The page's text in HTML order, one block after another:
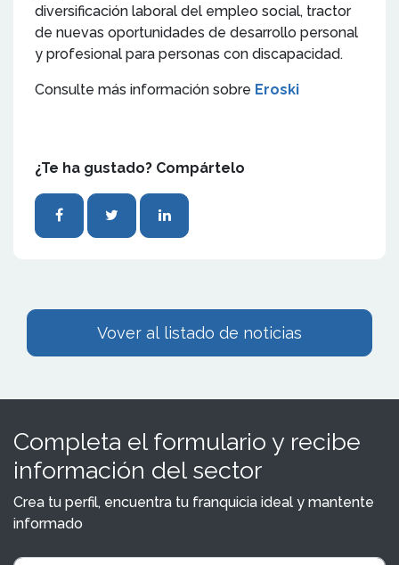
diversificación laboral del empleo social, tractor
de nuevas oportunidades de desarrollo personal
y profesional para personas con discapacidad.
Consulte más información sobre Eroski
¿Te ha gustado? Compártelo
Vover al listado de noticias
Completa el formulario y recibe
información del sector
Crea tu perfil, encuentra tu franquicia ideal y mantente
informado